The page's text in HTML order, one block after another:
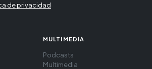
de privacidad
MULTIMEDIA
Podcasts
Multimedia